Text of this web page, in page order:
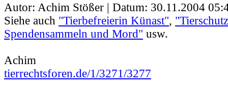
Autor: Achim Stößer | Datum: 30.11.2004
Siehe auch "Tierbefreierin Künast",
Spendensammeln und Mord" usw.
Achim
tierrechtsforen.de/1/3271/3277